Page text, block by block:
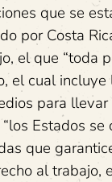
que se
por Costa
el que “toda
el cual
para
Estados
que
al trabajo,